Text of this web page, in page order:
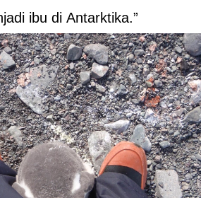
ibu di Antarktika.”